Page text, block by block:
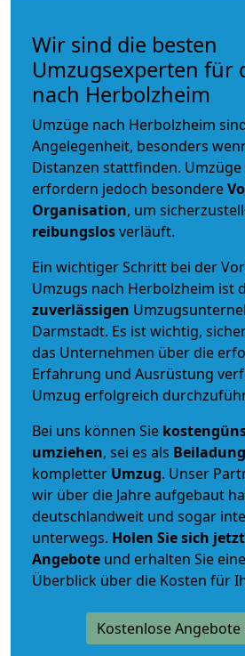
Wir sind die besten
Umzugsexperten für
nach Herbolzheim
Umzüge nach Herbolzheim
Angelegenheit, besonders
Distanzen stattfinden.
erfordern jedoch besondere
Organisation, um
reibungslosverläuft.
Ein wichtiger Schritt bei der
Umzugs nach Herbolzheim ist
zuverlässigen
Darmstadt. Es ist wichtig,
das Unternehmen über die
Erfahrung und Ausrüstung
Umzug erfolgreich
Bei uns können Sie
umziehen, sei es als Beiladung
kompletter Umzug. Unser
wir über die Jahre aufgebaut
deutschlandweit und sogar
unterwegs. Holen Sie sich
Angebote und erhalten Sie
Überblick über die Kosten für
Kostenlose